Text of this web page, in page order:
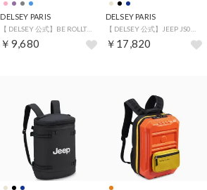
DELSEY PARIS
￥9,680
DELSEY PARIS
￥17,820